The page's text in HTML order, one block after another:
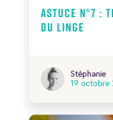
Astuce N°7
du linge
Stéphanie
19 octobre